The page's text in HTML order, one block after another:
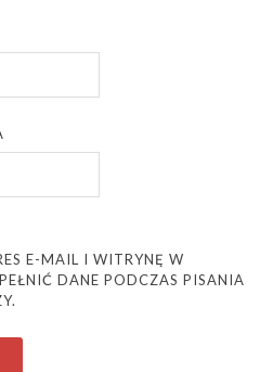
E-MAIL I WITRYNĘ W
DANE PODCZAS PISANIA